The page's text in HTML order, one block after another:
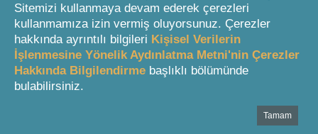
Ay veya sene olarak tayin olunan müddetler ayın
veya senenin kaçıncı günü işlemeye başlamış ise
biteceği ay veya senenin aynı gününde ve müddetin
biteceği ayın sonunda böyle bir gün yoksa ayın son
gününde biter. Müddet, hafta olarak belirlenmiş ise
Sitemizi kullanmaya devam ederek çerezleri
kullanmamıza izin vermiş oluyorsunuz. Çerezler
hakkında ayrıntılı bilgileri Kişisel Verilerin
İşlenmesine Yönelik Aydınlatma Metni'nin Çerezler
Hakkında Bilgilendirme başlıklı bölümünde
bulabilirsiniz.
Tamam